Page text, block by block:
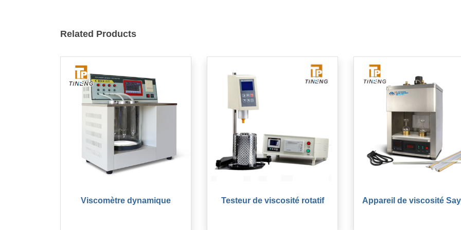
Related Products
Viscomètre dynamique Testeur de viscosité rotatif Appareil de viscosité